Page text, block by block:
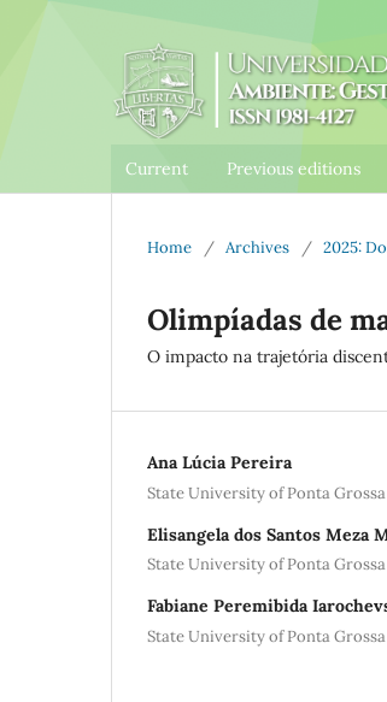
Current Previous editions
Home / Archives / 2025:
Olimpíadas de
O impacto na trajetória
Ana Lúcia Pereira
State University of Ponta Grossa
Elisangela dos Santos Meza
State University of Ponta Grossa
Fabiane Peremibida
State University of Ponta Grossa